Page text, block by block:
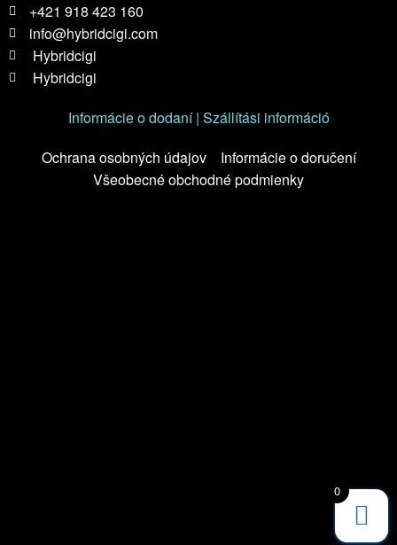
+421 918 423 160
info@hybridcigi.com
Hybridcigi
Hybridcigi
Informácie o dodaní | Szállítási információ
Ochrana osobných údajov
Informácie o doručení
Všeobecné obchodné podmienky
0